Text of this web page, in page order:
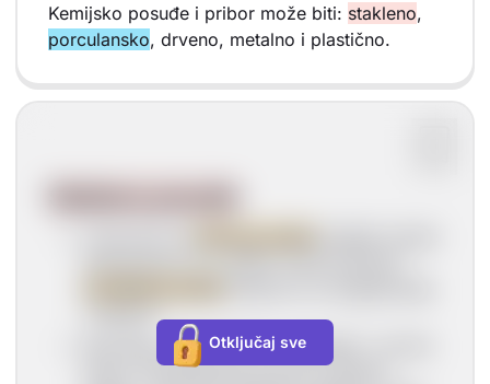
Kemijsko posuđe i pribor može biti: stakleno,
porculansko, drveno, metalno i plastično.
Epruveta, čaša, tikvice s okruglim i ravnim
dnom, Erlenmeyerova tikvica, lijevak,
Otključaj sve